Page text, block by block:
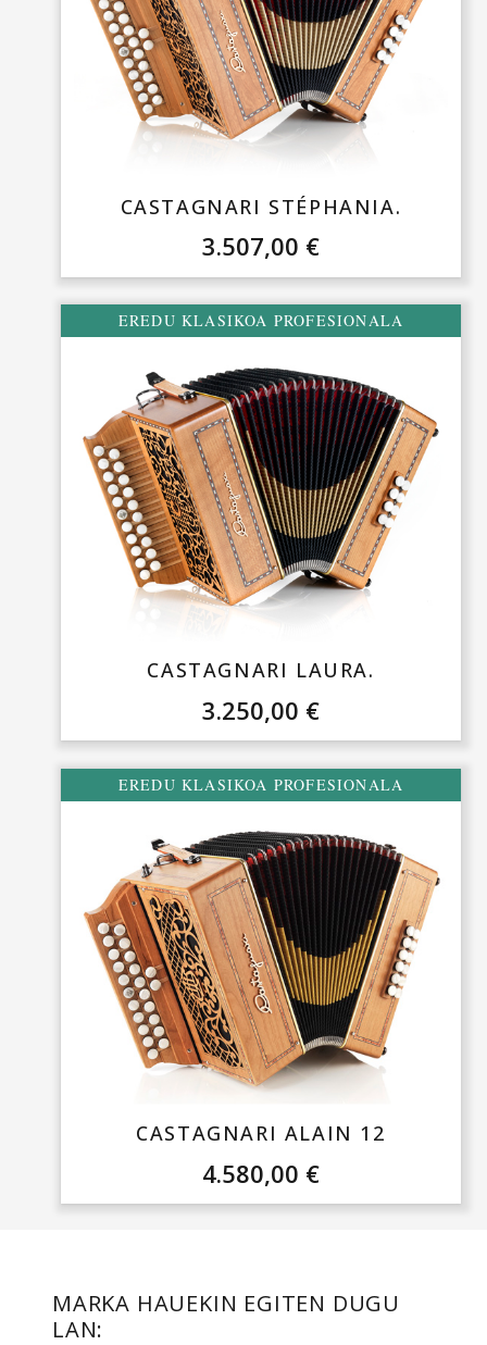
CASTAGNARI STÉPHANIA.
3.507,00 €
EREDU KLASIKOA PROFESIONALA
CASTAGNARI LAURA.
3.250,00 €
EREDU KLASIKOA PROFESIONALA
CASTAGNARI ALAIN 12
4.580,00 €
MARKA HAUEKIN EGITEN DUGU
LAN: